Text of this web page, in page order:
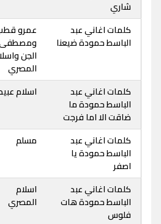
شاري
كلمات اغاني عبد
الباسط حمودة ضيعنا
عمرو
الجن
المصري
كلمات اغاني عبد
الباسط حمودة ما
ضاقت الا اما فرجت
اسلام
كلمات اغاني عبد
الباسط حمودة يا
اصفر
مسلم
كلمات اغاني عبد
الباسط حمودة هات
فلوس
اسلام
المصري